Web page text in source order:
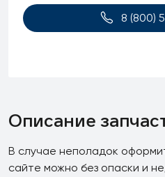
8 (800)
Описание
В случае неполадок
сайте можно без опаски и